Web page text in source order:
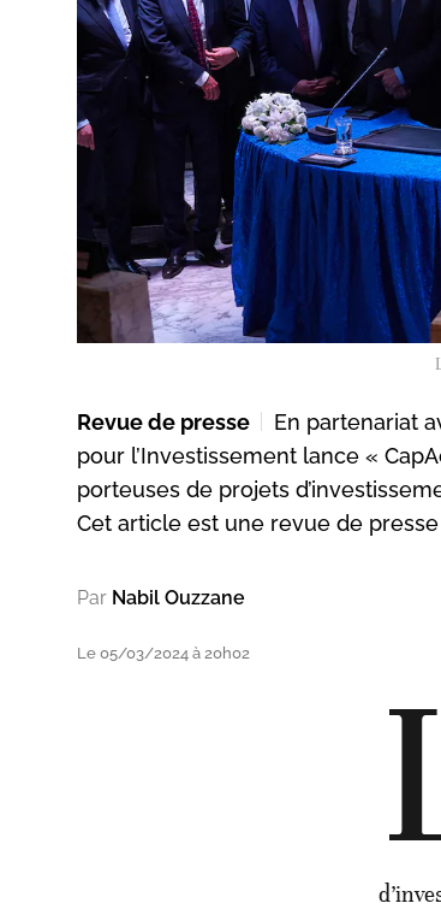
Revue de presse
En partenariat
pour l’Investissement lance «
porteuses de projets
Cet article est une revue de
Par Nabil Ouzzane
Le 05/03/2024 à 20h02